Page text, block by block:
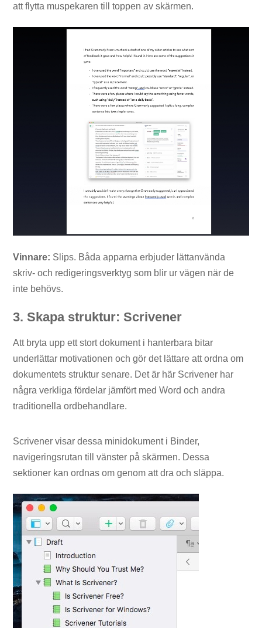
att flytta muspekaren till toppen av skärmen.
Vinnare: Slips. Båda apparna erbjuder lättanvända
skriv- och redigeringsverktyg som blir ur vägen när de
inte behövs.
3. Skapa struktur: Scrivener
Att bryta upp ett stort dokument i hanterbara bitar
underlättar motivationen och gör det lättare att ordna om
dokumentets struktur senare. Det är här Scrivener har
några verkliga fördelar jämfört med Word och andra
traditionella ordbehandlare.
Scrivener visar dessa minidokument i Binder,
navigeringsrutan till vänster på skärmen. Dessa
sektioner kan ordnas om genom att dra och släppa.